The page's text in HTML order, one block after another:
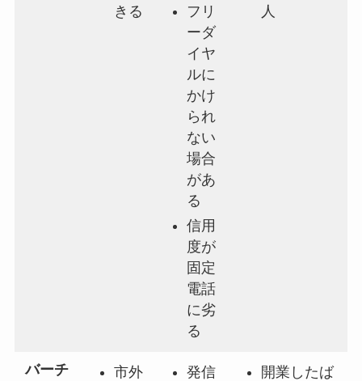
きる
フリ
ーダ
イヤ
ルに
かけ
られ
ない
場合
があ
る
信用
度が
固定
電話
に劣
る
人
バーチ
市外
発信
開業したば